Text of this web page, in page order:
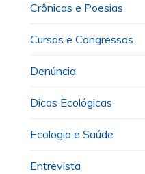
Crônicas e Poesias
Cursos e Congressos
Denúncia
Dicas Ecológicas
Ecologia e Saúde
Entrevista